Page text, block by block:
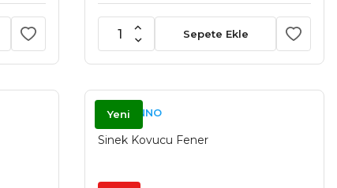
Sepete Ekle
Yeni
SWISSINNO
Sinek Kovucu Fener